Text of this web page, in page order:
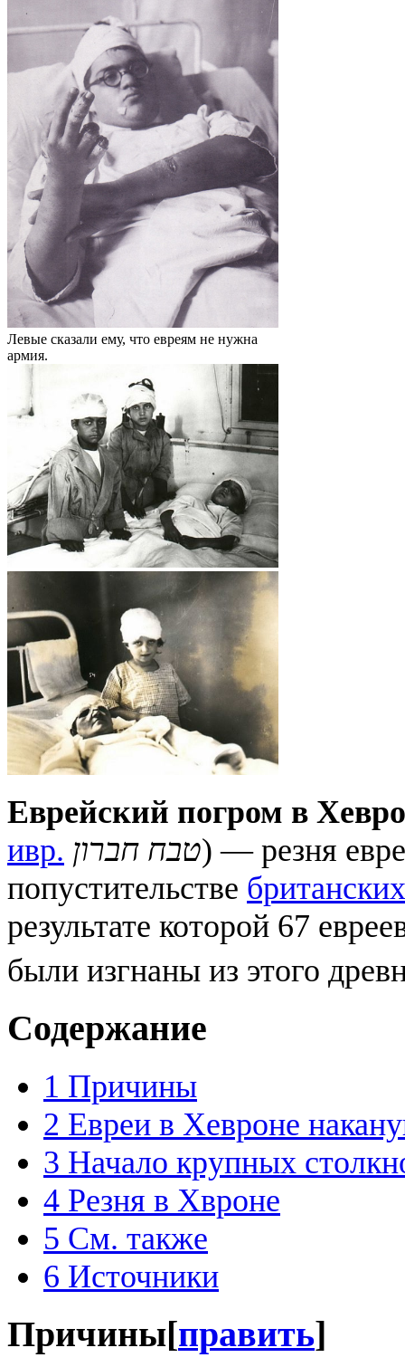
Левые сказали ему, что евреям не нужна
армия.
Еврейский погром в
ивр. טבח חברון) — резня
попустительстве
результате которой 67
были изгнаны из этого
Содержание
1 Причины
2 Евреи в Хевроне
3 Начало крупных
4 Резня в Хвроне
5 См. также
6 Источники
Причины[править]